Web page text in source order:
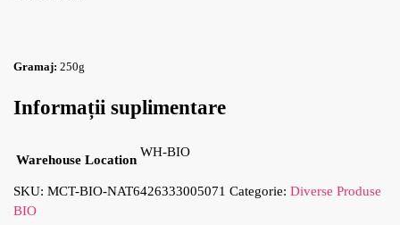
Gramaj: 250g
Informații suplimentare
Warehouse Location
WH-BIO
SKU: MCT-BIO-NAT6426333005071 Categorie: Diverse Produse
BIO